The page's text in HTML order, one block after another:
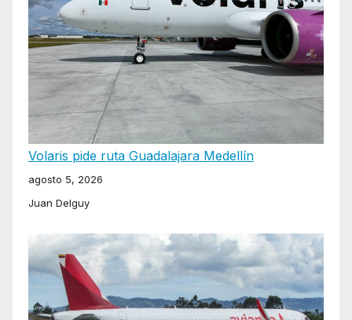
Volaris pide ruta Guadalajara Medellín
agosto 5, 2026
Juan Delguy